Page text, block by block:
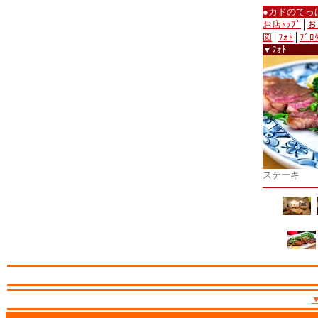
●カドのて
お店ﾄｯﾌﾟ
図
ﾌｫﾄ
ﾌﾞﾛ
▼ﾌｫﾄ
ステーキ